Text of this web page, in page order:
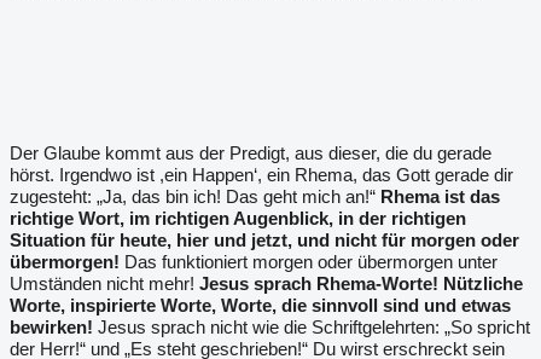
Der Glaube kommt aus der Predigt, aus dieser, die du gerade
hörst. Irgendwo ist ,ein Happen‘, ein Rhema, das Gott gerade dir
zugesteht: „Ja, das bin ich! Das geht mich an!“ Rhema ist das
richtige Wort, im richtigen Augenblick, in der richtigen
Situation für heute, hier und jetzt, und nicht für morgen oder
übermorgen! Das funktioniert morgen oder übermorgen unter
Umständen nicht mehr! Jesus sprach Rhema-Worte! Nützliche
Worte, inspirierte Worte, Worte, die sinnvoll sind und etwas
bewirken! Jesus sprach nicht wie die Schriftgelehrten: „So spricht
der Herr!“ und „Es steht geschrieben!“ Du wirst erschreckt sein